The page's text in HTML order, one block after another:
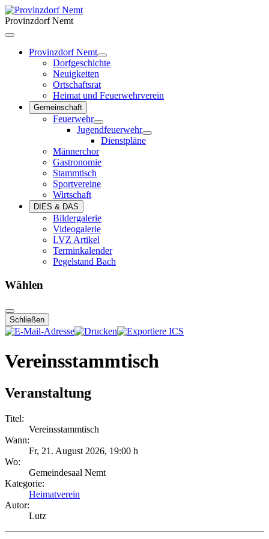
Provinzdorf Nemt
Provinzdorf Nemt
Dorfgeschichte
Neuigkeiten
Ortschaftsrat
Heimat und Feuerwehrverein
Gemeinschaft
Feuerwehr
Jugendfeuerwehr
Dienstpläne
Männerchor
Gastronomie
Stammtisch
Sportvereine
Wirtschaft
DIES & DAS
Bildergalerie
Videogalerie
LVZ Artikel
Terminkalender
Pegelstand Bach
Wählen
Schließen
Vereinsstammtisch
Veranstaltung
Titel:
Vereinsstammtisch
Wann:
Fr, 21. August 2026, 19:00 h
Wo:
Gemeindesaal Nemt
Kategorie:
Heimatverein
Autor:
Lutz